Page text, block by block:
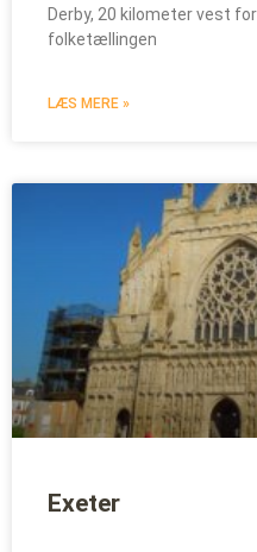
Derby, 20 kilometer vest
folketællingen
LÆS MERE »
Exeter